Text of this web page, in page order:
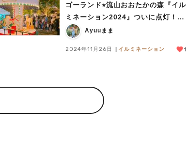
ゴーランド⭐︎流山おおたかの森『イル
ミネーション2024』ついに点灯！行
ってきました♩
Ayuuまま
2024年11月26日 イルミネーション 1